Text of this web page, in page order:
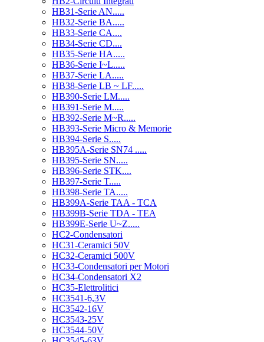
HB31-Serie AN.....
HB32-Serie BA.....
HB33-Serie CA....
HB34-Serie CD....
HB35-Serie HA.....
HB36-Serie I~L.....
HB37-Serie LA.....
HB38-Serie LB ~ LF.....
HB390-Serie LM.....
HB391-Serie M.....
HB392-Serie M~R.....
HB393-Serie Micro & Memorie
HB394-Serie S.....
HB395A-Serie SN74 .....
HB395-Serie SN.....
HB396-Serie STK....
HB397-Serie T.....
HB398-Serie TA.....
HB399A-Serie TAA - TCA
HB399B-Serie TDA - TEA
HB399E-Serie U~Z.....
HC2-Condensatori
HC31-Ceramici 50V
HC32-Ceramici 500V
HC33-Condensatori per Motori
HC34-Condensatori X2
HC35-Elettrolitici
HC3541-6,3V
HC3542-16V
HC3543-25V
HC3544-50V